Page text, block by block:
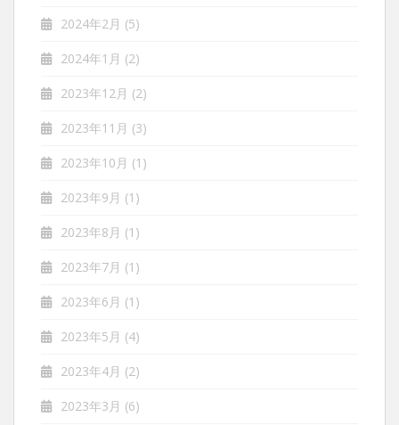
2024年2月 (5)
2024年1月 (2)
2023年12月 (2)
2023年11月 (3)
2023年10月 (1)
2023年9月 (1)
2023年8月 (1)
2023年7月 (1)
2023年6月 (1)
2023年5月 (4)
2023年4月 (2)
2023年3月 (6)